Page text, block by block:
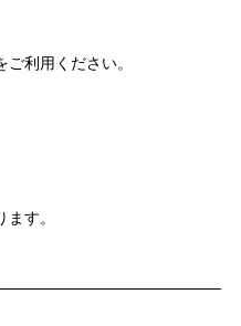
利用ください。
す。